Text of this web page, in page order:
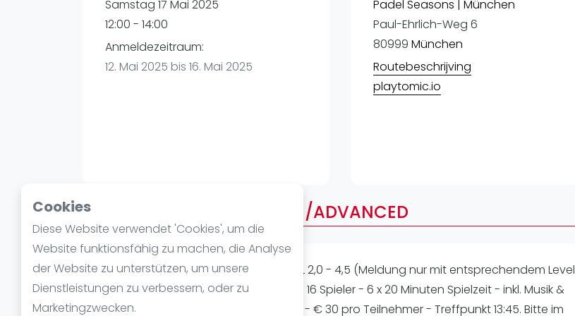
Cookies
Diese Website verwendet 'Cookies', um die
Website funktionsfähig zu machen, die Analyse
der Website zu unterstützen, um unsere
Dienstleistungen zu verbessern, oder zu
Marketingzwecken.
Verschiedenes
Samstag 17 Mai 2025
12:00 - 14:00
Anmeldezeitraum:
12. Mai 2025 bis 16. Mai 2025
Padel Seasons | München
Paul-Ehrlich-Weg 6
80999 München
Routebeschrijving
playtomic.io
Über AMERICANO MEDIUM/ADVANCED
AMERICANO MEDIUM/ADVANCED LEVEL 2,0 - 4,5 (Meldung nur mit entsprechendem Level
möglich) Samstag 17.05 14:00-16:00 - 16 Spieler - 6 x 20 Minuten Spielzeit - inkl. Musik &
After-Drink - inkl. 1 Set Bälle pro Court - € 30 pro Teilnehmer - Treffpunkt 13:45. Bitte im